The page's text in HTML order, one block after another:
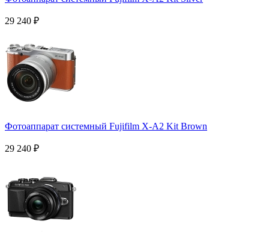
29 240 ₽
Фотоаппарат системный Fujifilm X-A2 Kit Brown
29 240 ₽